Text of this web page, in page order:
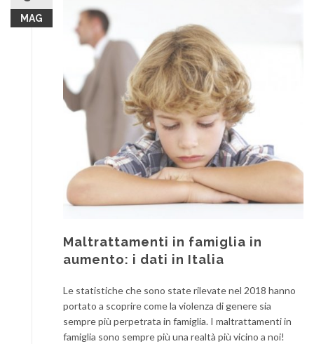
MAG
Maltrattamenti in famiglia in
aumento: i dati in Italia
Le statistiche che sono state rilevate nel 2018 hanno
portato a scoprire come la violenza di genere sia
sempre più perpetrata in famiglia. I maltrattamenti in
famiglia sono sempre più una realtà più vicino a noi!